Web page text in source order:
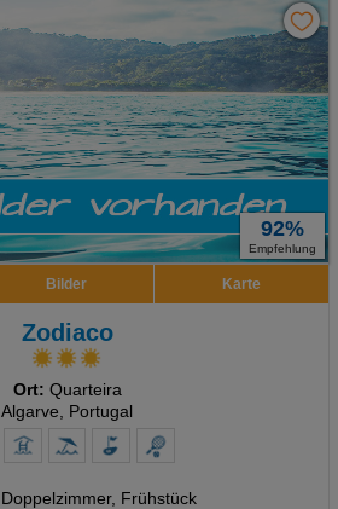
92%
Empfehlung
Bilder Karte
Zodiaco
Ort: Quarteira
Algarve, Portugal
Doppelzimmer, Frühstück